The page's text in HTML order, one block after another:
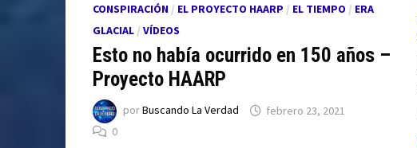
CONSPIRACIÓN/ EL PROYECTO HAARP / EL TIEMPO / ERA
GLACIAL/ VÍDEOS
Esto no había ocurrido en 150 años –
Proyecto HAARP
porBuscando La Verdad
febrero 23, 2021
0